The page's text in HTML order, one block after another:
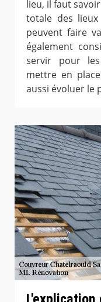
lieu, il faut
totale des
peuvent faire
également
servir pour
mettre en
aussi évoluer le